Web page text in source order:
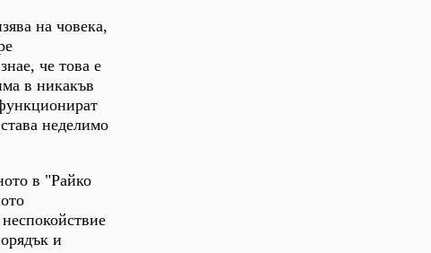
на човека,
че това е
в никакъв
неделимо
в "Райко
и